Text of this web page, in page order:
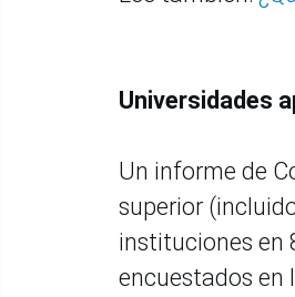
Universidades
Un informe de
superior
instituciones en
encuestados en